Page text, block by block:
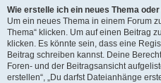
Wie erstelle ich ein neues Thema
Um ein neues Thema in einem Forum
Thema“ klicken. Um auf einen Beitrag
klicken. Es könnte sein, dass eine
Beitrag schreiben kannst. Deine
Foren- und der Beitragsansicht
erstellen“, „Du darfst Dateianhänge